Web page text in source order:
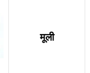
मूली